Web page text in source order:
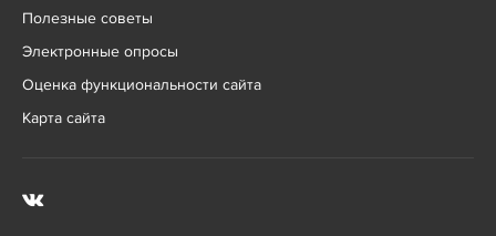
Полезные советы
Электронные опросы
Оценка функциональности сайта
Карта сайта